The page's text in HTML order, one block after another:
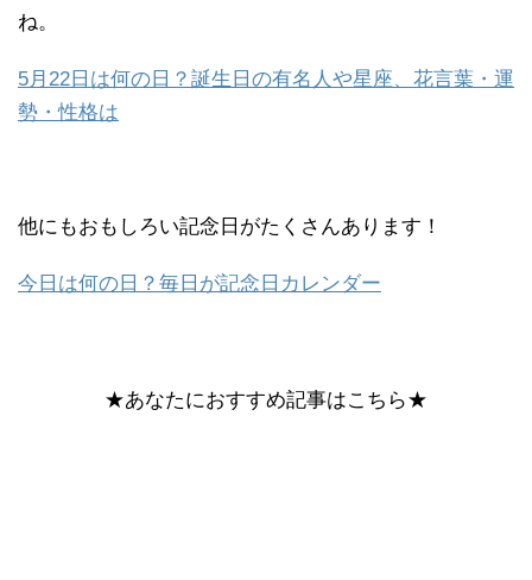
ね。
5月22日は何の日？誕生日の有名人や星座、花言葉・運
勢・性格は
他にもおもしろい記念日がたくさんあります！
今日は何の日？毎日が記念日カレンダー
★あなたにおすすめ記事はこちら★